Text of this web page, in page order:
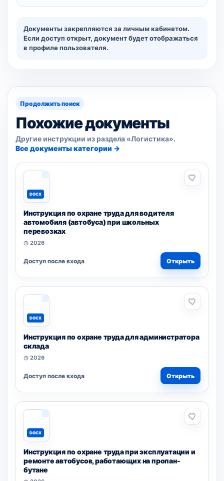
Документы закрепляются за личным кабинетом.
Если доступ открыт, документ будет отображаться
в профиле пользователя.
Продолжить поиск
Похожие документы
Другие инструкции из раздела «Логистика».
Все документы категории →
DOCX
Инструкция по охране труда для водителя
автомобиля (автобуса) при школьных
перевозках
◷ 2026
Доступ после входа Открыть
DOCX
Инструкция по охране труда для администратора
склада
◷ 2026
Доступ после входа Открыть
DOCX
Инструкция по охране труда при эксплуатации и
ремонте автобусов, работающих на пропан-
бутане